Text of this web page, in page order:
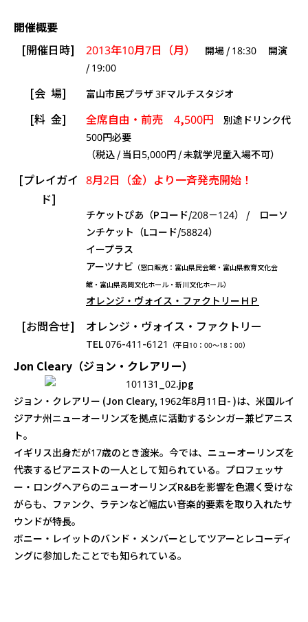
開催概要
[開催日時]
2013年10月7日（月）
開場 / 18:30 開演
/ 19:00
[会 場] 富山市民プラザ 3Fマルチスタジオ
[料 金] 全席自由・前売 4,500円 別途ドリンク代
500円必要
（税込 / 当日5,000円 / 未就学児童入場不可）
[プレイガイ
ド]
8月2日（金）より一斉発売開始！
チケットぴあ（Pコード/208－124） / ローソ
ンチケット（Lコード/58824）
イープラス
アーツナビ （窓口販売：富山県民会館・富山県教育文化会
館・富山県高岡文化ホール・新川文化ホール）
オレンジ・ヴォイス・ファクトリーＨＰ
[お問合せ] オレンジ・ヴォイス・ファクトリー
TEL 076-411-6121 （平日10：00～18：00）
Jon Cleary（ジョン・クレアリー）
ジョン・クレアリー (Jon Cleary, 1962年8月11日- )は、米国ルイ
ジアナ州ニューオーリンズを拠点に活動するシンガー兼ピアニス
ト。
イギリス出身だが17歳のとき渡米。今では、ニューオーリンズを
代表するピアニストの一人として知られている。プロフェッサ
ー・ロングヘアらのニューオーリンズR&Bを影響を色濃く受けな
がらも、ファンク、ラテンなど幅広い音楽的要素を取り入れたサ
ウンドが特長。
ボニー・レイットのバンド・メンバーとしてツアーとレコーディ
ングに参加したことでも知られている。